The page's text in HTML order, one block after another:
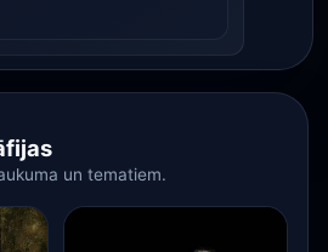
un tematiem.